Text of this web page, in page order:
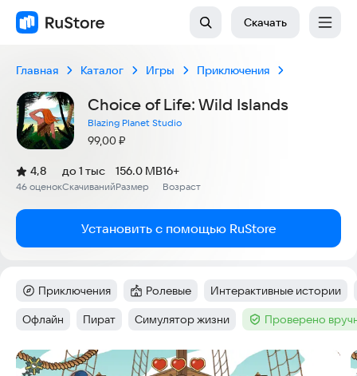
Скачать
Главная Каталог Игры Приключения
Choice of Life: Wild Islands
Blazing Planet Studio
Цена:
99,00₽
Рейтинг:
4,8
(
46 оценок
)
Скачиваний
до 1 тыс
Размер
156.0 MB
Возраст
16+
Установить с помощью RuStore
Категория:
Приключения Категория:
Ролевые Тег:
Интерактивные истории
Тег:
Офлайн Тег:
Пират Тег:
Симулятор жизни Тег :Проверено
Скриншоты